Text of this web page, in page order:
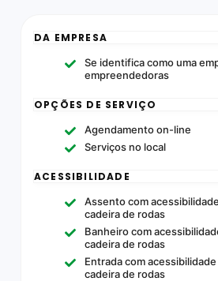
DA EMPRESA
Se identifica como uma
empreendedoras
OPÇÕES DE SERVIÇO
Agendamento on-line
Serviços no local
ACESSIBILIDADE
Assento com
cadeira de rodas
Banheiro com
cadeira de rodas
Entrada com
cadeira de rodas